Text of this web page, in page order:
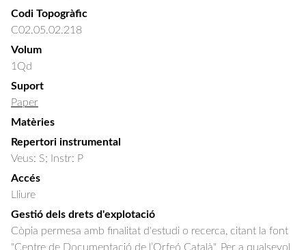
Codi Topogràfic
C02.05.02.218
Volum
1Qd
Suport
Paper
Matèries
Repertori instrumental
Veus: S; Instr: P
Accés
Lliure
Gestió dels drets d'explotació
Còpia permesa amb finalitat d'estudi o recerca, citant la font
"Centre de Documentació de l’Orfeó Català". Per a qualsevol